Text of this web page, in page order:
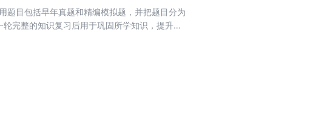
题目包括早年真题和精编模拟题，并把题目分为
完整的知识复习后用于巩固所学知识，提升答